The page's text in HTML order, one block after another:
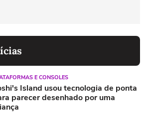
E CONSOLES
Island usou tecnologia de ponta
parecer desenhado por uma